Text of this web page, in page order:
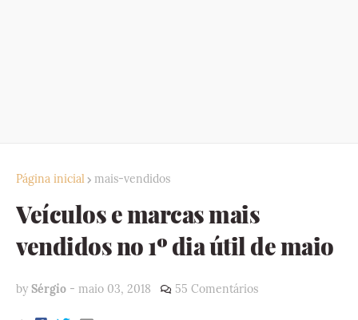
Página inicial mais-vendidos
Veículos e marcas mais
vendidos no 1º dia útil de maio
by Sérgio - maio 03, 2018 55 Comentários